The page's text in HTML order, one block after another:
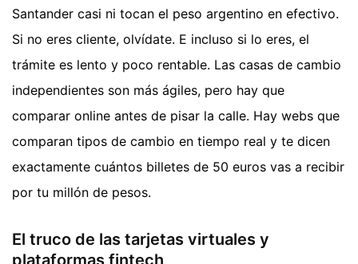
Santander casi ni tocan el peso argentino en efectivo.
Si no eres cliente, olvídate. E incluso si lo eres, el
trámite es lento y poco rentable. Las casas de cambio
independientes son más ágiles, pero hay que
comparar online antes de pisar la calle. Hay webs que
comparan tipos de cambio en tiempo real y te dicen
exactamente cuántos billetes de 50 euros vas a recibir
por tu millón de pesos.
El truco de las tarjetas virtuales y